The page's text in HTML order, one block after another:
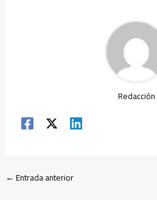
p
p
Redacción
←Entrada anterior